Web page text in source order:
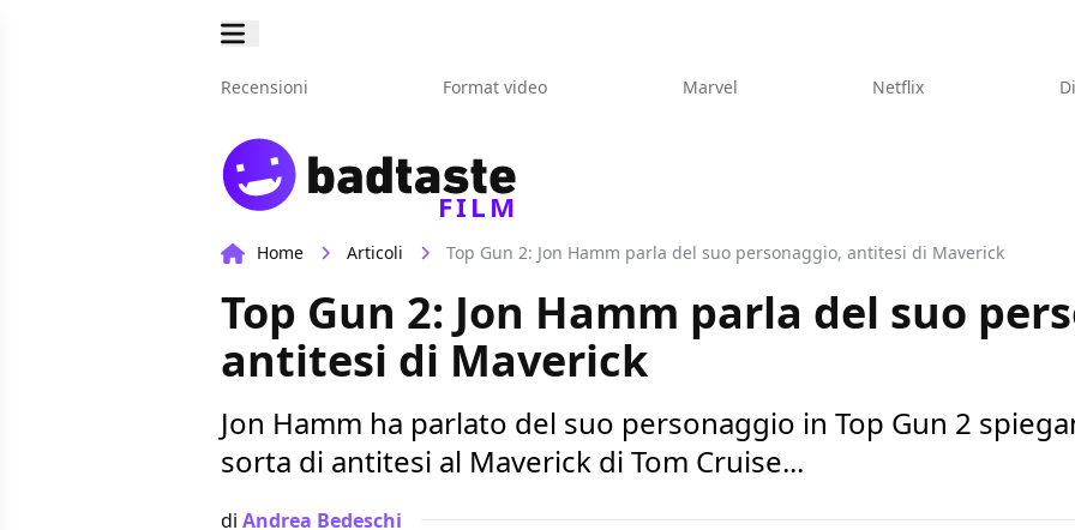
Recensioni Format video Marvel Netflix
FILM
Home Articoli Top Gun 2: Jon Hamm parla del suo personaggio, antitesi di Maverick
Top Gun 2: Jon Hamm parla del suo
antitesi di Maverick
Jon Hamm ha parlato del suo personaggio in Top Gun 2
sorta di antitesi al Maverick di Tom Cruise...
di Andrea Bedeschi